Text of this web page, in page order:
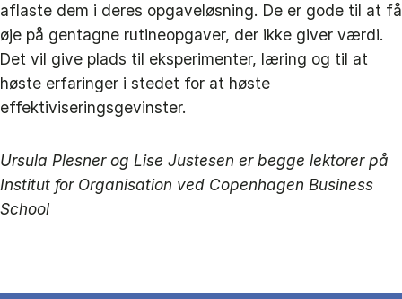
aflaste dem i deres opgaveløsning. De er gode til at få
øje på gentagne rutineopgaver, der ikke giver værdi.
Det vil give plads til eksperimenter, læring og til at
høste erfaringer i stedet for at høste
effektiviseringsgevinster.
Ursula Plesner og Lise Justesen er begge lektorer på
Institut for Organisation ved Copenhagen Business
School